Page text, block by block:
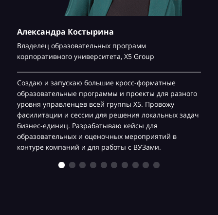
Александра Костырина
Владелец образовательных программ
корпоративного университета, Х5 Group
Создаю и запускаю большие кросс-форматные
образовательные программы и проекты для разного
уровня управленцев всей группы Х5. Провожу
фасилитации и сессии для решения локальных задач
бизнес-единиц. Разрабатываю кейсы для
образовательных и оценочных мероприятий в
контуре компаний и для работы с ВУЗами.